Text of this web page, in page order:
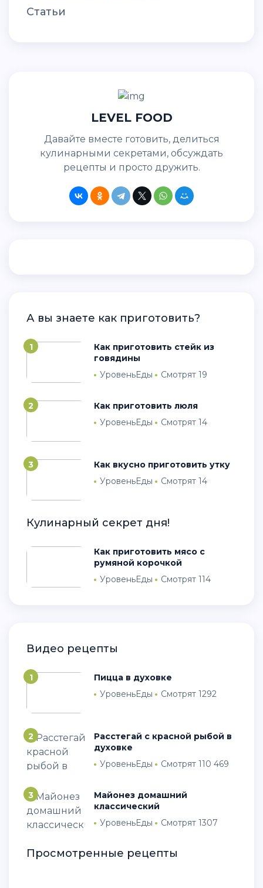
Статьи
LEVEL FOOD
Давайте вместе готовить, делиться
кулинарными секретами, обсуждать
рецепты и просто дружить.
А вы знаете как приготовить?
1
Как приготовить стейк из
говядины
УровеньЕды
Смотрят 19
2
Как приготовить люля
УровеньЕды
Смотрят 14
3
Как вкусно приготовить утку
УровеньЕды
Смотрят 14
Кулинарный секрет дня!
Как приготовить мясо с
румяной корочкой
УровеньЕды
Смотрят 114
Видео рецепты
1
Пицца в духовке
УровеньЕды
Смотрят 1292
2
Расстегай с красной рыбой в
духовке
УровеньЕды
Смотрят 110 469
3
Майонез домашний
классический
УровеньЕды
Смотрят 1307
Просмотренные рецепты